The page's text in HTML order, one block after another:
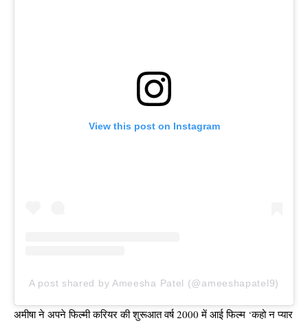
View this post on Instagram
A post shared by Ameesha Patel (@ameeshapatel9)
अमीषा ने अपने फिल्मी करियर की शुरूआत वर्ष 2000 में आई फिल्म ‘कहो न प्यार